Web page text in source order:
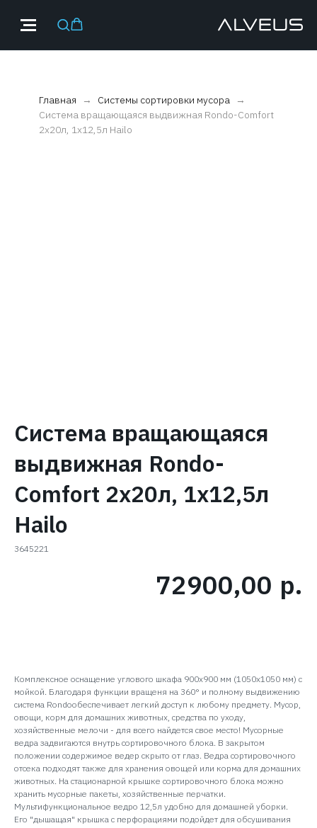
Главная
Системы сортировки мусора
Система вращающаяся выдвижная Rondo-Comfort
2x20л, 1х12,5л Hailo
Система вращающаяся
выдвижная Rondo-
Comfort 2x20л, 1х12,5л
Hailo
3645221
72900,00 р.
Комплексное оснащение углового шкафа 900х900 мм (1050х1050 мм) с
мойкой. Благодаря функции вращеня на 360° и полному выдвижению
система Rondoобеспечивает легкий доступ к любому предмету. Мусор,
овощи, корм для домашних животных, средства по уходу,
хозяйственные мелочи - для всего найдется свое место! Мусорные
ведра задвигаются внутрь сортировочного блока. В закрытом
положении содержимое ведер скрыто от глаз. Ведра сортировочного
отсека подходят также для хранения овощей или корма для домашних
животных. На стационарной крышке сортировочного блока можно
хранить мусорные пакеты, хозяйственные перчатки.
Мультифункциональное ведро 12,5л удобно для домашней уборки.
Его "дышащая" крышка с перфорациями подойдет для обсушивания